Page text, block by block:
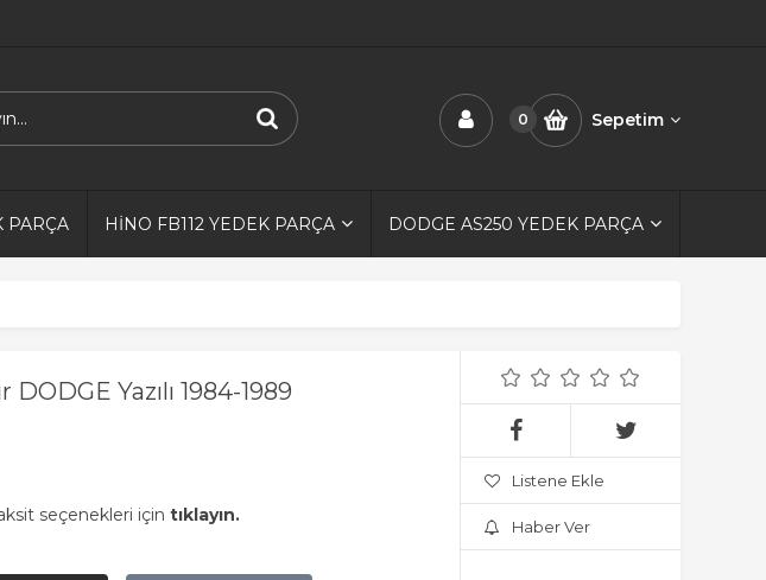
0 Sepetim
PARÇA HİNO FB112 YEDEK PARÇA DODGE AS250 YEDEK PARÇA
Yazılı 1984-1989
seçenekleri için tıklayın.
Listene Ekle
Haber Ver